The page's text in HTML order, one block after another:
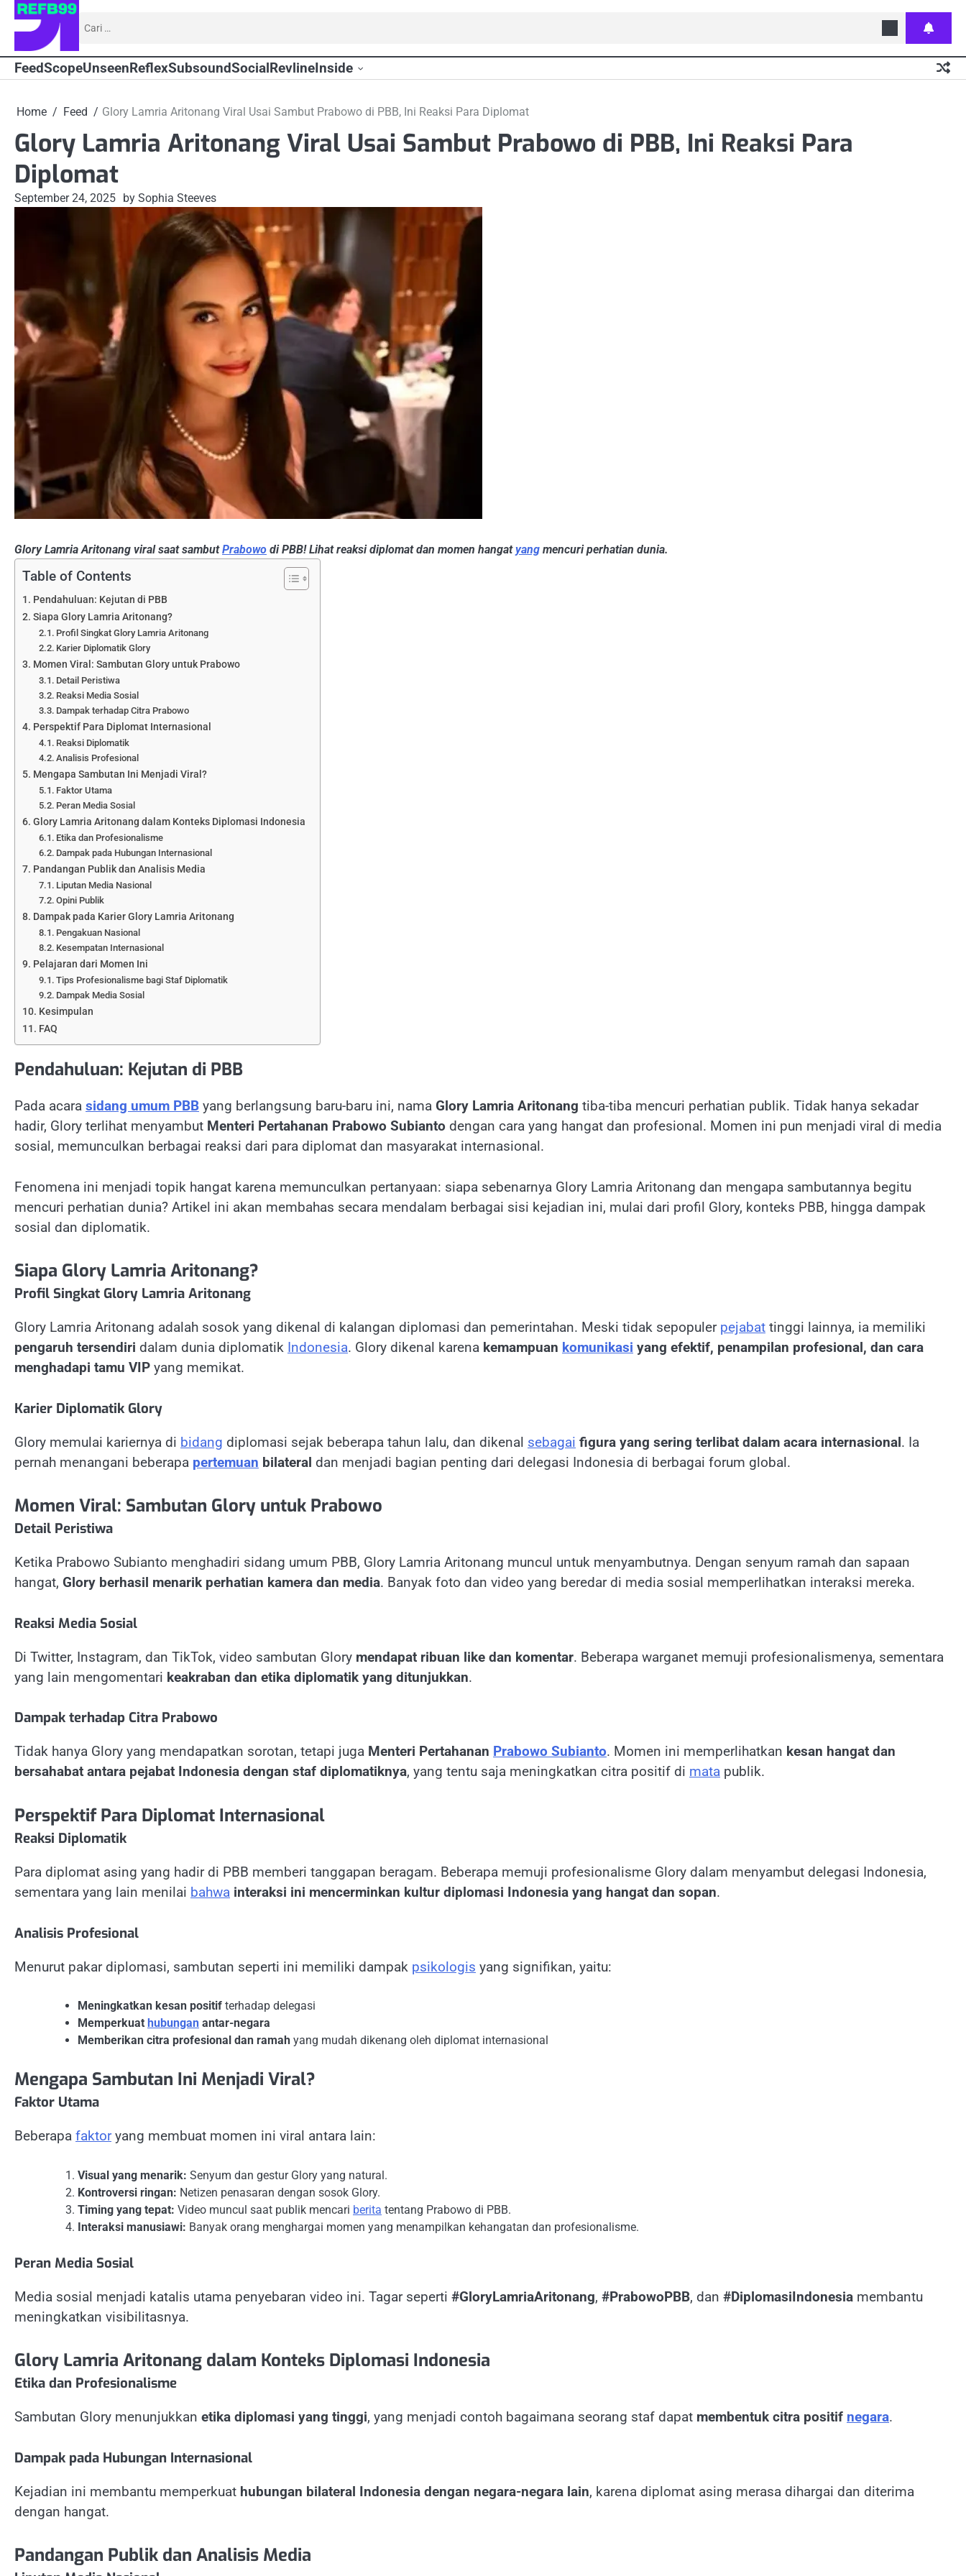
Skip
Cari
FeedScopeUnseenReflexSubsoundSocialRevlineInside
Home Feed Glory Lamria Aritonang Viral Usai Sambut Prabowo di PBB, Ini Reaksi Para Diplomat
Glory Lamria Aritonang Viral Usai Sambut Prabowo di PBB, Ini Reaksi Para
Diplomat
September 24, 2025 by Sophia Steeves
Glory Lamria Aritonang viral saat sambutPrabowo di PBB! Lihat reaksi diplomat dan momen hangatyang mencuri perhatian dunia.
Table of Contents
Pendahuluan: Kejutan di PBB
Siapa Glory Lamria Aritonang?
Profil Singkat Glory Lamria Aritonang
Karier Diplomatik Glory
Momen Viral: Sambutan Glory untuk Prabowo
Detail Peristiwa
Reaksi Media Sosial
Dampak terhadap Citra Prabowo
Perspektif Para Diplomat Internasional
Reaksi Diplomatik
Analisis Profesional
Mengapa Sambutan Ini Menjadi Viral?
Faktor Utama
Peran Media Sosial
Glory Lamria Aritonang dalam Konteks Diplomasi Indonesia
Etika dan Profesionalisme
Dampak pada Hubungan Internasional
Pandangan Publik dan Analisis Media
Liputan Media Nasional
Opini Publik
Dampak pada Karier Glory Lamria Aritonang
Pengakuan Nasional
Kesempatan Internasional
Pelajaran dari Momen Ini
Tips Profesionalisme bagi Staf Diplomatik
Dampak Media Sosial
Kesimpulan
FAQ
Pendahuluan: Kejutan di PBB
Pada acara sidang umum PBB yang berlangsung baru-baru ini, nama Glory Lamria Aritonang tiba-tiba mencuri perhatian publik. Tidak hanya sekadar
hadir, Glory terlihat menyambut Menteri Pertahanan Prabowo Subianto dengan cara yang hangat dan profesional. Momen ini pun menjadi viral di media
sosial, memunculkan berbagai reaksi dari para diplomat dan masyarakat internasional.
Fenomena ini menjadi topik hangat karena memunculkan pertanyaan: siapa sebenarnya Glory Lamria Aritonang dan mengapa sambutannya begitu
mencuri perhatian dunia? Artikel ini akan membahas secara mendalam berbagai sisi kejadian ini, mulai dari profil Glory, konteks PBB, hingga dampak
sosial dan diplomatik.
Siapa Glory Lamria Aritonang?
Profil Singkat Glory Lamria Aritonang
Glory Lamria Aritonang adalah sosok yang dikenal di kalangan diplomasi dan pemerintahan. Meski tidak sepopuler pejabat tinggi lainnya, ia memiliki
pengaruh tersendiri dalam dunia diplomatik Indonesia. Glory dikenal karena kemampuan komunikasi yang efektif, penampilan profesional, dan cara
menghadapi tamu VIP yang memikat.
Karier Diplomatik Glory
Glory memulai kariernya di bidang diplomasi sejak beberapa tahun lalu, dan dikenal sebagai figura yang sering terlibat dalam acara internasional. Ia
pernah menangani beberapa pertemuan bilateral dan menjadi bagian penting dari delegasi Indonesia di berbagai forum global.
Momen Viral: Sambutan Glory untuk Prabowo
Detail Peristiwa
Ketika Prabowo Subianto menghadiri sidang umum PBB, Glory Lamria Aritonang muncul untuk menyambutnya. Dengan senyum ramah dan sapaan
hangat, Glory berhasil menarik perhatian kamera dan media. Banyak foto dan video yang beredar di media sosial memperlihatkan interaksi mereka.
Reaksi Media Sosial
Di Twitter, Instagram, dan TikTok, video sambutan Glory mendapat ribuan like dan komentar. Beberapa warganet memuji profesionalismenya, sementara
yang lain mengomentari keakraban dan etika diplomatik yang ditunjukkan.
Dampak terhadap Citra Prabowo
Tidak hanya Glory yang mendapatkan sorotan, tetapi juga Menteri Pertahanan Prabowo Subianto. Momen ini memperlihatkan kesan hangat dan
bersahabat antara pejabat Indonesia dengan staf diplomatiknya, yang tentu saja meningkatkan citra positif di mata publik.
Perspektif Para Diplomat Internasional
Reaksi Diplomatik
Para diplomat asing yang hadir di PBB memberi tanggapan beragam. Beberapa memuji profesionalisme Glory dalam menyambut delegasi Indonesia,
sementara yang lain menilai bahwa interaksi ini mencerminkan kultur diplomasi Indonesia yang hangat dan sopan.
Analisis Profesional
Menurut pakar diplomasi, sambutan seperti ini memiliki dampak psikologis yang signifikan, yaitu:
Meningkatkan kesan positif terhadap delegasi
Memperkuat hubungan antar-negara
Memberikan citra profesional dan ramah yang mudah dikenang oleh diplomat internasional
Mengapa Sambutan Ini Menjadi Viral?
Faktor Utama
Beberapa faktoryang membuat momen ini viral antara lain:
Visual yang menarik: Senyum dan gestur Glory yang natural.
Kontroversi ringan: Netizen penasaran dengan sosok Glory.
Timing yang tepat: Video muncul saat publik mencari berita tentang Prabowo di PBB.
Interaksi manusiawi: Banyak orang menghargai momen yang menampilkan kehangatan dan profesionalisme.
Peran Media Sosial
Media sosial menjadi katalis utama penyebaran video ini. Tagar seperti #GloryLamriaAritonang, #PrabowoPBB, dan #DiplomasiIndonesia membantu
meningkatkan visibilitasnya.
Glory Lamria Aritonang dalam Konteks Diplomasi Indonesia
Etika dan Profesionalisme
Sambutan Glory menunjukkan etika diplomasi yang tinggi, yang menjadi contoh bagaimana seorang staf dapat membentuk citra positif negara.
Dampak pada Hubungan Internasional
Kejadian ini membantu memperkuat hubungan bilateral Indonesia dengan negara-negara lain, karena diplomat asing merasa dihargai dan diterima
dengan hangat.
Pandangan Publik dan Analisis Media